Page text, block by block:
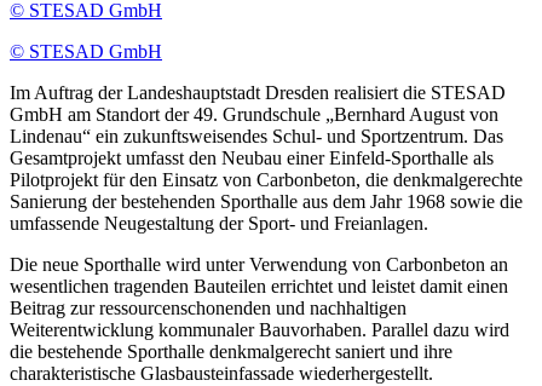
© STESAD GmbH
© STESAD GmbH
Im Auftrag der Landeshauptstadt Dresden realisiert die STESAD
GmbH am Standort der 49. Grundschule „Bernhard August von
Lindenau“ ein zukunftsweisendes Schul- und Sportzentrum. Das
Gesamtprojekt umfasst den Neubau einer Einfeld-Sporthalle als
Pilotprojekt für den Einsatz von Carbonbeton, die denkmalgerechte
Sanierung der bestehenden Sporthalle aus dem Jahr 1968 sowie die
umfassende Neugestaltung der Sport- und Freianlagen.
Die neue Sporthalle wird unter Verwendung von Carbonbeton an
wesentlichen tragenden Bauteilen errichtet und leistet damit einen
Beitrag zur ressourcenschonenden und nachhaltigen
Weiterentwicklung kommunaler Bauvorhaben. Parallel dazu wird
die bestehende Sporthalle denkmalgerecht saniert und ihre
charakteristische Glasbausteinfassade wiederhergestellt.